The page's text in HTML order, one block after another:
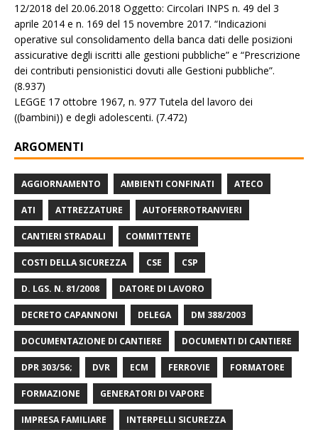
12/2018 del 20.06.2018 Oggetto: Circolari INPS n. 49 del 3
aprile 2014 e n. 169 del 15 novembre 2017. “Indicazioni
operative sul consolidamento della banca dati delle posizioni
assicurative degli iscritti alle gestioni pubbliche” e “Prescrizione
dei contributi pensionistici dovuti alle Gestioni pubbliche”.
(8.937)
LEGGE 17 ottobre 1967, n. 977 Tutela del lavoro dei
((bambini)) e degli adolescenti. (7.472)
ARGOMENTI
AGGIORNAMENTO AMBIENTI CONFINATI ATECO
ATI ATTREZZATURE AUTOFERROTRANVIERI
CANTIERI STRADALI COMMITTENTE
COSTI DELLA SICUREZZA CSE CSP
D. LGS. N. 81/2008 DATORE DI LAVORO
DECRETO CAPANNONI DELEGA DM 388/2003
DOCUMENTAZIONE DI CANTIERE DOCUMENTI DI CANTIERE
DPR 303/56; DVR ECM FERROVIE FORMATORE
FORMAZIONE GENERATORI DI VAPORE
IMPRESA FAMILIARE INTERPELLI SICUREZZA